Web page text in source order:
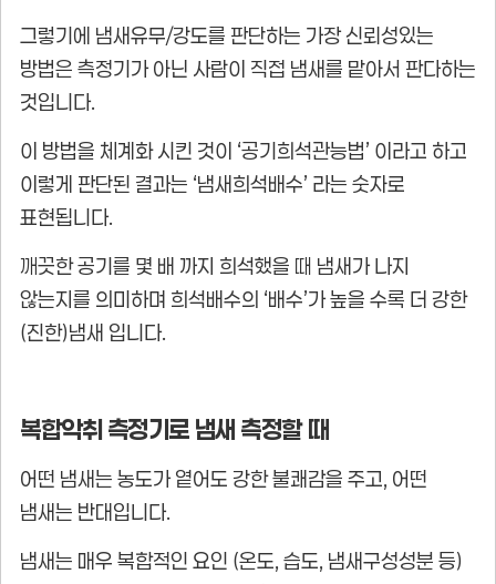
그렇기에 냄새유무/강도를 판단하는 가장 신뢰성있는
방법은 측정기가 아닌 사람이 직접 냄새를 맡아서 판다하는
것입니다.
이 방법을 체계화 시킨 것이 ‘공기희석관능법’ 이라고 하고
이렇게 판단된 결과는 ‘냄새희석배수’ 라는 숫자로
표현됩니다.
깨끗한 공기를 몇 배 까지 희석했을 때 냄새가 나지
않는지를 의미하며 희석배수의 ‘배수’가 높을 수록 더 강한
(진한)냄새 입니다.
복합악취 측정기로 냄새 측정할 때
어떤 냄새는 농도가 옅어도 강한 불쾌감을 주고, 어떤
냄새는 반대입니다.
냄새는 매우 복합적인 요인 (온도, 습도, 냄새구성성분 등)